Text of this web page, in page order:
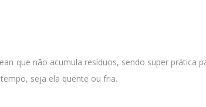
que não acumula resíduos, sendo super prática
seja ela quente ou fria.